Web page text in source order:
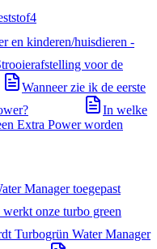
4
en kinderen/huisdieren -
voor de
Wanneer zie ik de eerste
In welke
Extra Power worden
Manager toegepast
onze turbo green
Turbogrün Water Manager